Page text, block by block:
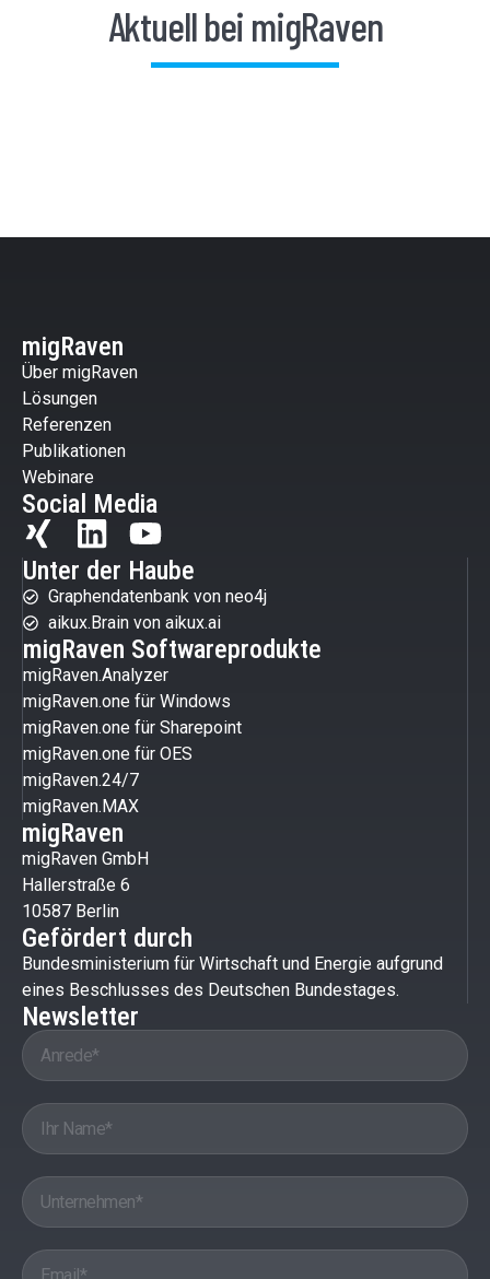
Aktuell bei migRaven
migRaven
Über migRaven
Lösungen
Referenzen
Publikationen
Webinare
Social Media
Unter der Haube
Graphendatenbank von neo4j
aikux.Brain von aikux.ai
migRaven Softwareprodukte
migRaven.Analyzer
migRaven.one für Windows
migRaven.one für Sharepoint
migRaven.one für OES
migRaven.24/7
migRaven.MAX
migRaven
migRaven GmbH
Hallerstraße 6
10587 Berlin
Gefördert durch
Bundesministerium für Wirtschaft und Energie aufgrund
eines Beschlusses des Deutschen Bundestages.
Newsletter